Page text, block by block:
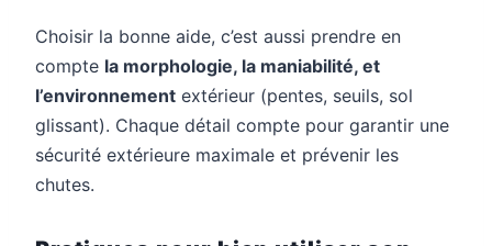
Choisir la bonne aide, c’est aussi prendre en
compte la morphologie, la maniabilité, et
l’environnement extérieur (pentes, seuils, sol
glissant). Chaque détail compte pour garantir une
sécurité extérieure maximale et prévenir les
chutes.